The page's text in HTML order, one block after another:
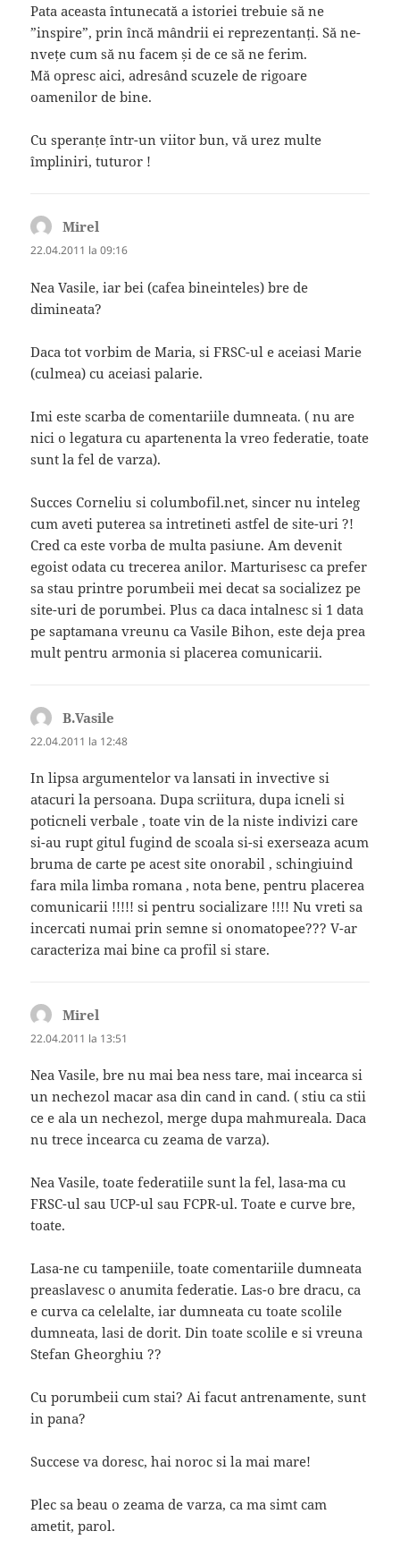
Pata aceasta întunecată a istoriei trebuie să ne
”inspire”, prin încă mândrii ei reprezentanți. Să ne-
nvețe cum să nu facem și de ce să ne ferim.
Mă opresc aici, adresând scuzele de rigoare
oamenilor de bine.
Cu speranțe într-un viitor bun, vă urez multe
împliniri, tuturor !
Mirel
22.04.2011 la 09:16
Nea Vasile, iar bei (cafea bineinteles) bre de
dimineata?
Daca tot vorbim de Maria, si FRSC-ul e aceiasi Marie
(culmea) cu aceiasi palarie.
Imi este scarba de comentariile dumneata. ( nu are
nici o legatura cu apartenenta la vreo federatie, toate
sunt la fel de varza).
Succes Corneliu si columbofil.net, sincer nu inteleg
cum aveti puterea sa intretineti astfel de site-uri ?!
Cred ca este vorba de multa pasiune. Am devenit
egoist odata cu trecerea anilor. Marturisesc ca prefer
sa stau printre porumbeii mei decat sa socializez pe
site-uri de porumbei. Plus ca daca intalnesc si 1 data
pe saptamana vreunu ca Vasile Bihon, este deja prea
mult pentru armonia si placerea comunicarii.
B.Vasile
22.04.2011 la 12:48
In lipsa argumentelor va lansati in invective si
atacuri la persoana. Dupa scriitura, dupa icneli si
poticneli verbale , toate vin de la niste indivizi care
si-au rupt gitul fugind de scoala si-si exerseaza acum
bruma de carte pe acest site onorabil , schingiuind
fara mila limba romana , nota bene, pentru placerea
comunicarii !!!!! si pentru socializare !!!! Nu vreti sa
incercati numai prin semne si onomatopee??? V-ar
caracteriza mai bine ca profil si stare.
Mirel
22.04.2011 la 13:51
Nea Vasile, bre nu mai bea ness tare, mai incearca si
un nechezol macar asa din cand in cand. ( stiu ca stii
ce e ala un nechezol, merge dupa mahmureala. Daca
nu trece incearca cu zeama de varza).
Nea Vasile, toate federatiile sunt la fel, lasa-ma cu
FRSC-ul sau UCP-ul sau FCPR-ul. Toate e curve bre,
toate.
Lasa-ne cu tampeniile, toate comentariile dumneata
preaslavesc o anumita federatie. Las-o bre dracu, ca
e curva ca celelalte, iar dumneata cu toate scolile
dumneata, lasi de dorit. Din toate scolile e si vreuna
Stefan Gheorghiu ??
Cu porumbeii cum stai? Ai facut antrenamente, sunt
in pana?
Succese va doresc, hai noroc si la mai mare!
Plec sa beau o zeama de varza, ca ma simt cam
ametit, parol.